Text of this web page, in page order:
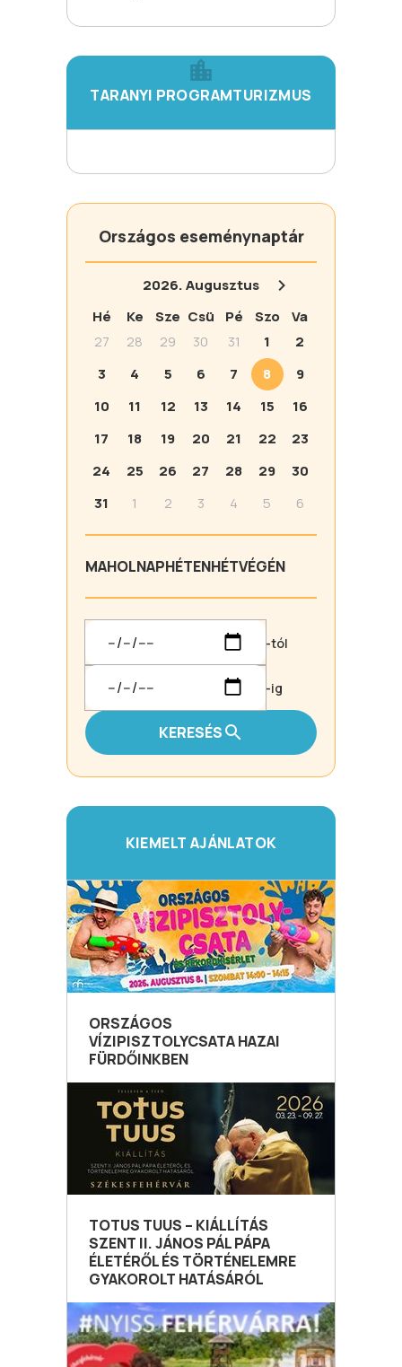
TARANYI PROGRAMTURIZMUS
Országos eseménynaptár
2026.Augusztus
Hé
Ke Sze Csü Pé Szo
Va
27
28 29 30 31 1
2
3
4 5 6 7 8
9
10
11 12 13 14 15
16
17
18 19 20 21 22
23
24
25 26 27 28 29
30
31
1 2 3 4 5 6
MAHOLNAPHÉTENHÉTVÉGÉN
-tól
-ig
KERESÉS
KIEMELT AJÁNLATOK
ORSZÁGOS
VÍZIPISZTOLYCSATA HAZAI
FÜRDŐINKBEN
TOTUS TUUS – KIÁLLÍTÁS
SZENT II. JÁNOS PÁL PÁPA
ÉLETÉRŐL ÉS TÖRTÉNELEMRE
GYAKOROLT HATÁSÁRÓL